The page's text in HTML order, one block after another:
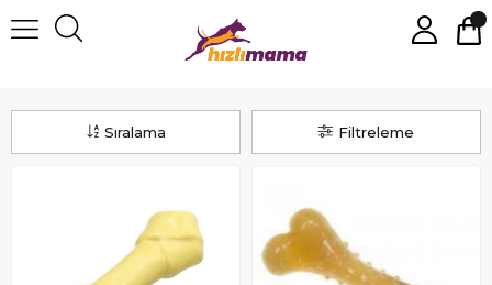
Filtreleme
Sıralama